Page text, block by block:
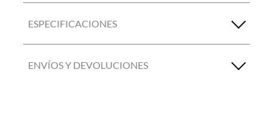
ESPECIFICACIONES
ENVÍOS Y DEVOLUCIONES